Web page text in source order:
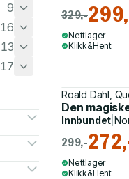
9
16
13
17
329,-
Nettlager
Klikk&Hent
Roald Dahl,
Den
Innbundet |
299,-
Nettlager
Klikk&Hent